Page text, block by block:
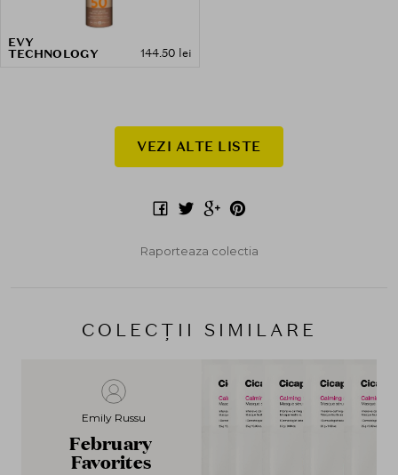
EVY
TECHNOLOGY 144.50 lei
VEZI ALTE LISTE
Raporteaza colectia
COLECȚII SIMILARE
Emily Russu
February
Favorites